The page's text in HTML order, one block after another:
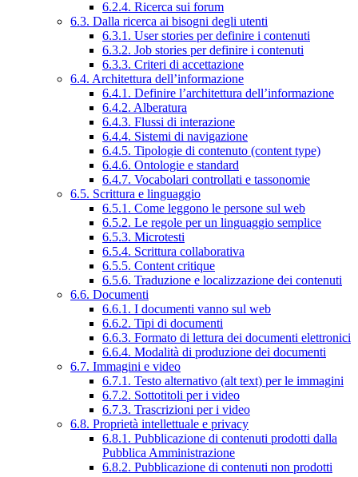
6.2.4. Ricerca sui forum
6.3. Dalla ricerca ai bisogni degli utenti
6.3.1. User stories per definire i contenuti
6.3.2. Job stories per definire i contenuti
6.3.3. Criteri di accettazione
6.4. Architettura dell’informazione
6.4.1. Definire l’architettura dell’informazione
6.4.2. Alberatura
6.4.3. Flussi di interazione
6.4.4. Sistemi di navigazione
6.4.5. Tipologie di contenuto (content type)
6.4.6. Ontologie e standard
6.4.7. Vocabolari controllati e tassonomie
6.5. Scrittura e linguaggio
6.5.1. Come leggono le persone sul web
6.5.2. Le regole per un linguaggio semplice
6.5.3. Microtesti
6.5.4. Scrittura collaborativa
6.5.5. Content critique
6.5.6. Traduzione e localizzazione dei contenuti
6.6. Documenti
6.6.1. I documenti vanno sul web
6.6.2. Tipi di documenti
6.6.3. Formato di lettura dei documenti elettronici
6.6.4. Modalità di produzione dei documenti
6.7. Immagini e video
6.7.1. Testo alternativo (alt text) per le immagini
6.7.2. Sottotitoli per i video
6.7.3. Trascrizioni per i video
6.8. Proprietà intellettuale e privacy
6.8.1. Pubblicazione di contenuti prodotti dalla
Pubblica Amministrazione
6.8.2. Pubblicazione di contenuti non prodotti